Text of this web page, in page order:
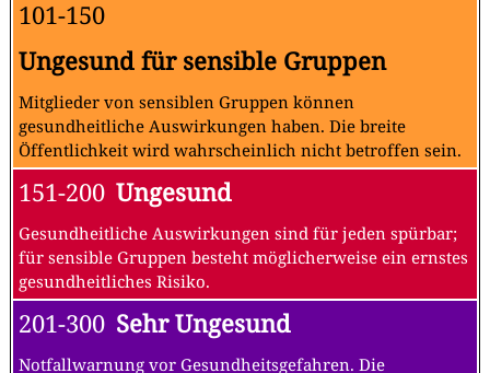
101-150
Ungesund für sensible Gruppen
Mitglieder von sensiblen Gruppen können
gesundheitliche Auswirkungen haben. Die breite
Öffentlichkeit wird wahrscheinlich nicht betroffen sein.
151-200 Ungesund
Gesundheitliche Auswirkungen sind für jeden spürbar;
für sensible Gruppen besteht möglicherweise ein ernstes
gesundheitliches Risiko.
201-300 Sehr Ungesund
Notfallwarnung vor Gesundheitsgefahren. Die